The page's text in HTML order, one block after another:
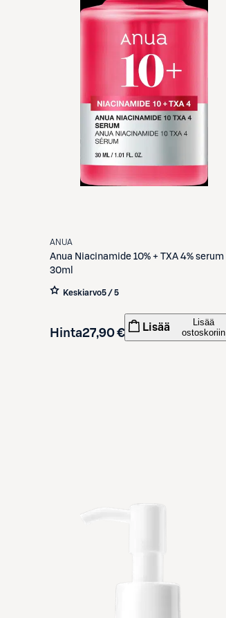
ANUA
Anua Niacinamide 10% + TXA 4% serum
30ml
Keskiarvo5 / 5
Hinta27,90 € Lisää
Lisää
ostoskoriin